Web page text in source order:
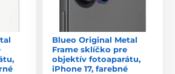
Blueo Original Metal
Frame sklíčko pre
objektív fotoaparátu,
iPhone 17, farebné